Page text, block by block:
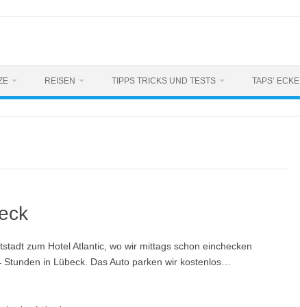
REISEN TIPPS TRICKS UND TESTS TAPS’ ECKE
zum Hotel Atlantic, wo wir mittags schon einchecken
in Lübeck. Das Auto parken wir kostenlos…